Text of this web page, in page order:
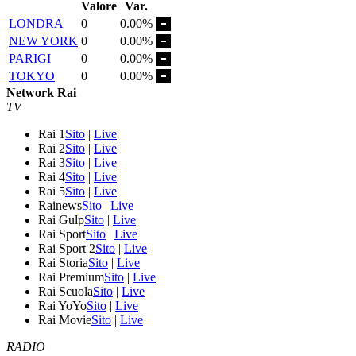
Valore Var.
LONDRA
0
0.00%
NEW YORK 0
0.00%
PARIGI
0
0.00%
TOKYO
0
0.00%
Network Rai
TV
Rai 1 Sito | Live
Rai 2Sito | Live
Rai 3Sito | Live
Rai 4Sito | Live
Rai 5Sito | Live
RainewsSito | Live
Rai GulpSito | Live
Rai SportSito | Live
Rai Sport 2Sito | Live
Rai StoriaSito | Live
Rai PremiumSito | Live
Rai ScuolaSito | Live
Rai YoYoSito | Live
Rai MovieSito | Live
RADIO